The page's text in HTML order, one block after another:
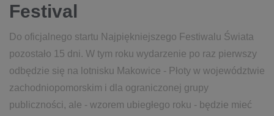
Festival
Do oficjalnego startu Najpiękniejszego Festiwalu Świata
pozostało 15 dni. W tym roku wydarzenie po raz pierwszy
odbędzie się na lotnisku Makowice - Płoty w województwie
zachodniopomorskim i dla ograniczonej grupy
publiczności, ale - wzorem ubiegłego roku - będzie mieć